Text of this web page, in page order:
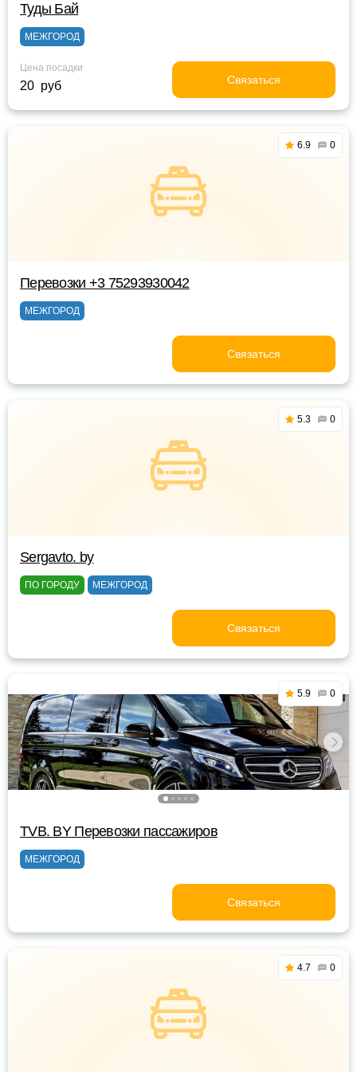
Туды Бай
МЕЖГОРОД
Цена посадки
20 руб Связаться
6.9 0
Перевозки +3 75293930042
МЕЖГОРОД
Связаться
5.3 0
Sergavto. by
ПО ГОРОДУ МЕЖГОРОД
Связаться
5.9 0
TVB. BY Перевозки пассажиров
МЕЖГОРОД
Связаться
4.7 0